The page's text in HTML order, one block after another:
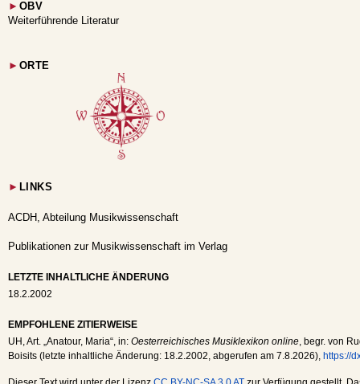
► OBV
Weiterführende Literatur
► ORTE
► LINKS
ACDH, Abteilung Musikwissenschaft
Publikationen zur Musikwissenschaft im Verlag
LETZTE INHALTLICHE ÄNDERUNG
18.2.2002
EMPFOHLENE ZITIERWEISE
UH , Art. „Anatour, Maria“, in: Oesterreichisches Musiklexikon online , begr. von
Boisits (letzte inhaltliche Änderung: 18.2.2002 , abgerufen am 7.8.2026), https://